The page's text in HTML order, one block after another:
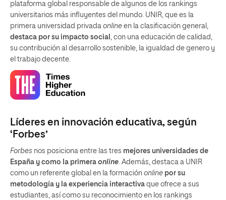
plataforma global responsable de algunos de los rankings
universitarios más influyentes del mundo. UNIR, que es la
primera universidad privada online en la clasificación general,
destaca por su impacto social , con una educación de calidad,
su contribución al desarrollo sostenible, la igualdad de genero y
el trabajo decente.
Líderes en innovación educativa, según
‘Forbes’
Forbes nos posiciona entre las tres mejores universidades de
España y como la primera online. Además, destaca a UNIR
como un referente global en la formación online por su
metodología y la experiencia interactiva que ofrece a sus
estudiantes, así como su reconocimiento en los rankings